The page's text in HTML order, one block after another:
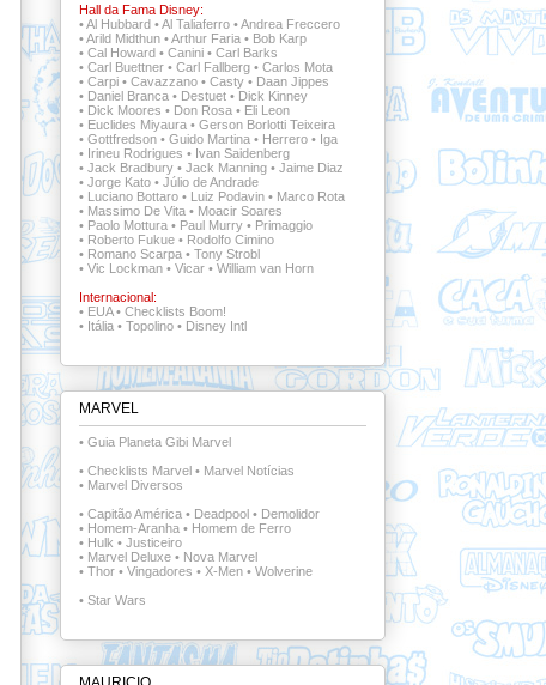
Hall da Fama Disney:
•Al Hubbard•Al Taliaferro•Andrea Freccero
•Arild Midthun•Arthur Faria• Bob Karp
• Cal Howard• Canini• Carl Barks
• Carl Buettner• Carl Fallberg • Carlos Mota
• Carpi • Cavazzano• Casty• Daan Jippes
• Daniel Branca• Destuet• Dick Kinney
• Dick Moores • Don Rosa• Eli Leon
• Euclides Miyaura • Gerson Borlotti Teixeira
• Gottfredson • Guido Martina • Herrero• Iga
• Irineu Rodrigues • Ivan Saidenberg
• Jack Bradbury• Jack Manning• Jaime Diaz
• Jorge Kato• Júlio de Andrade
• Luciano Bottaro• Luiz Podavin• Marco Rota
• Massimo De Vita • Moacir Soares
• Paolo Mottura • Paul Murry • Primaggio
• Roberto Fukue • Rodolfo Cimino
• Romano Scarpa • Tony Strobl
• Vic Lockman• Vicar • William van Horn
Internacional:
• EUA • Checklists Boom!
• Itália • Topolino • Disney Intl
MARVEL
• Guia Planeta Gibi Marvel
• Checklists Marvel• Marvel Notícias
• Marvel Diversos
• Capitão América• Deadpool• Demolidor
• Homem-Aranha• Homem de Ferro
• Hulk • Justiceiro
• Marvel Deluxe• Nova Marvel
• Thor • Vingadores • X-Men• Wolverine
• Star Wars